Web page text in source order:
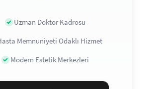
Uzman Doktor Kadrosu
Memnuniyeti Odaklı Hizmet
Modern Estetik Merkezleri